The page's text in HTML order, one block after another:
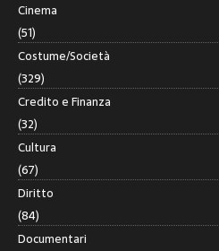
Cinema
(51)
Costume/Società
(329)
Credito e Finanza
(32)
Cultura
(67)
Diritto
(84)
Documentari